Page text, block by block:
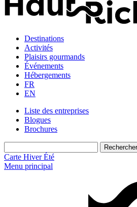
Destinations
Activités
Plaisirs gourmands
Événements
Hébergements
FR
EN
Liste des entreprises
Blogues
Brochures
Carte Hiver Été
Menu principal